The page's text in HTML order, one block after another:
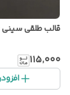
قالب طلقی سینی
۱۱۵٬۰۰۰